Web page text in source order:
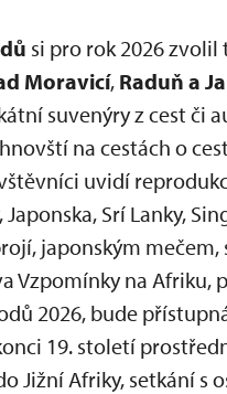
si pro rok 2026 zvolil
Moravicí, Raduň a
suvenýry z cest či
na cestách o
uvidí
Srí Lanky,
japonským
Vzpomínky na Afriku,
2026, bude
19. století
Jižní Afriky, setkání s